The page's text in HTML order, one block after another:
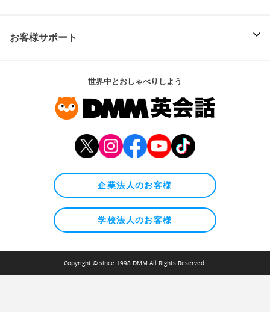
お客様サポート
世界中とおしゃべりしよう
企業法人のお客様
学校法人のお客様
Copyright © since 1998 DMM All Rights Reserved.